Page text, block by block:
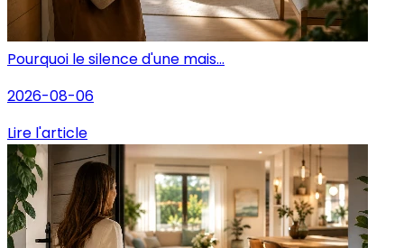
Pourquoi le silence d'une mais...
2026-08-06
Lire l'article